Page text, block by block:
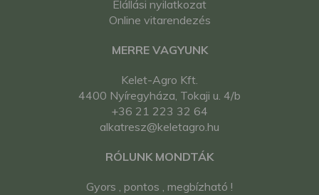
Elállási nyilatkozat
Online vitarendezés
MERRE VAGYUNK
Kelet-Agro Kft.
4400 Nyíregyháza, Tokaji u. 4/b
+36 21 223 32 64
alkatresz@keletagro.hu
RÓLUNK MONDTÁK
Gyors , pontos , megbízható !